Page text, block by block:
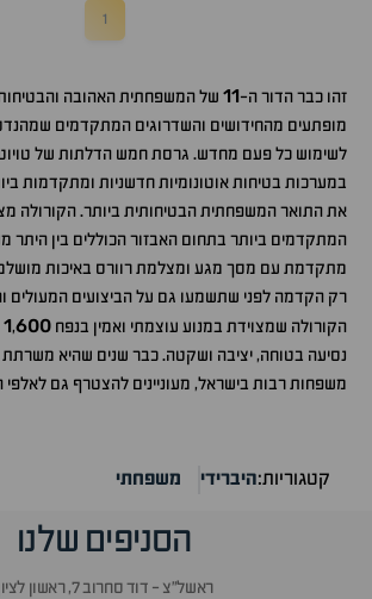
1
זהו כבר הדור ה-11 של המשפחתית האהובה
מופתעים מהחידושים והשדרוגים המתקדמים
לשימוש כל פעם מחדש. גרסת חמש הדלתות של
במערכות בטיחות אוטונומיות חדשניות ומתקדמות
את התואר המשפחתית הבטיחותית ביותר. הקורולה
המתקדמים ביותר בתחום האבזור הכוללים בין היתר
מתקדמת עם מסך מגע ומצלמת רוורס באיכות
רק הקדמה לפני שתשמעו גם על הביצועים המעולים
הקורולה שמצוידת במנוע עוצמתי ואמין בנפח
1,600
נסיעה בטוחה, יציבה ושקטה. כבר שנים שהיא משרתת
משפחות רבות בישראל, מעוניינים להצטרף גם לאלפי
קטגוריות:היברידי משפחתי
הסניפים שלנו
ראשל״צ - דוד סחרוב 7, ראשון לציון